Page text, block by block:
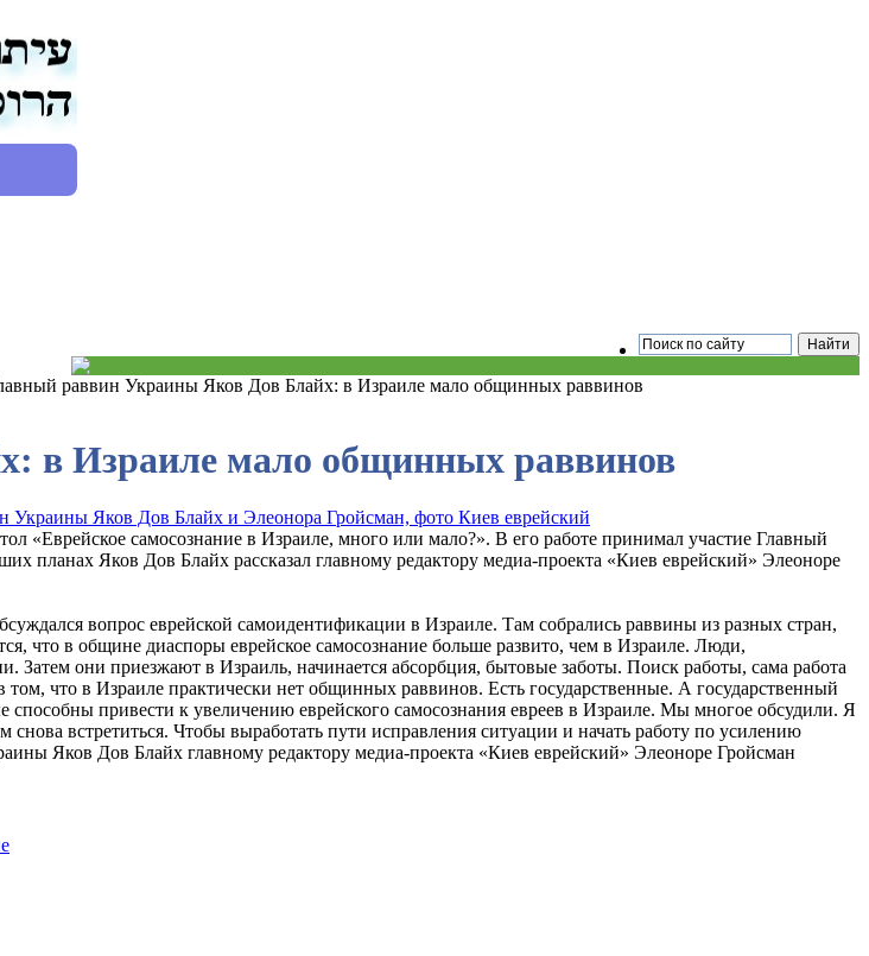
раввин Украины Яков Дов Блайх: в Израиле мало общинных раввинов
в Израиле мало общинных раввинов
«Еврейское самосознание в Израиле, много или мало?». В его работе принимал участие Главный
планах Яков Дов Блайх рассказал главному редактору медиа-проекта «Киев еврейский» Элеоноре
вопрос еврейской самоидентификации в Израиле. Там собрались раввины из разных стран,
что в общине диаспоры еврейское самосознание больше развито, чем в Израиле. Люди,
Затем они приезжают в Израиль, начинается абсорбция, бытовые заботы. Поиск работы, сама работа
что в Израиле практически нет общинных раввинов. Есть государственные. А государственный
способны привести к увеличению еврейского самосознания евреев в Израиле. Мы многое обсудили. Я
встретиться. Чтобы выработать пути исправления ситуации и начать работу по усилению
Яков Дов Блайх главному редактору медиа-проекта «Киев еврейский» Элеоноре Гройсман